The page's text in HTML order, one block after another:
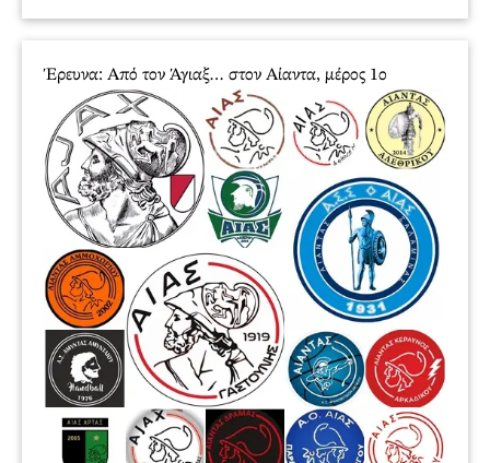
Έρευνα: Από τον Άγιαξ… στον Αίαντα, μέρος 1ο